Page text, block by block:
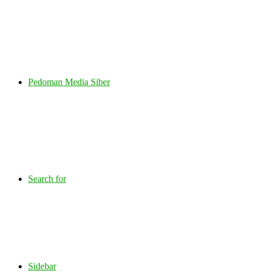
Pedoman Media Siber
Search for
Sidebar